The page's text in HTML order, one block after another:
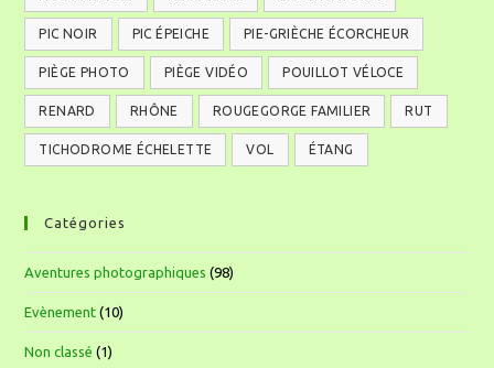
PIC NOIR PIC ÉPEICHE PIE-GRIÈCHE ÉCORCHEUR
PIÈGE PHOTO PIÈGE VIDÉO POUILLOT VÉLOCE
RENARD RHÔNE ROUGEGORGE FAMILIER RUT
TICHODROME ÉCHELETTE VOL ÉTANG
Catégories
Aventures photographiques (98)
Evènement (10)
Non classé (1)